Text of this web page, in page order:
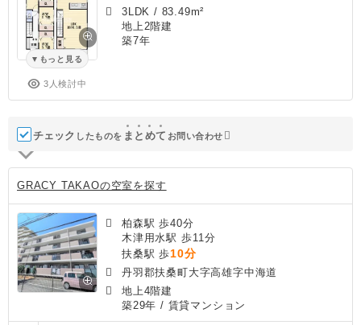
もっと見る
3人検討中
3LDK / 83.49m²
地上2階建
築7年
チェック したものを ま と めて お問い合わせ
GRACY TAKAOの空室を探す
柏森駅 歩40分
木津用水駅 歩11分
扶桑駅 歩10分
丹羽郡扶桑町大字高雄字中海道
地上4階建
築29年 / 賃貸マンション